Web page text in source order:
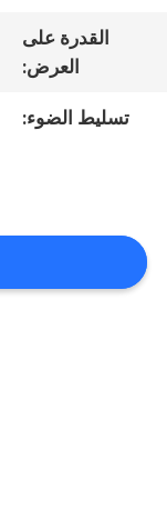
الجودة
بنا
القدرة على
العرض:
تسليط الضوء: